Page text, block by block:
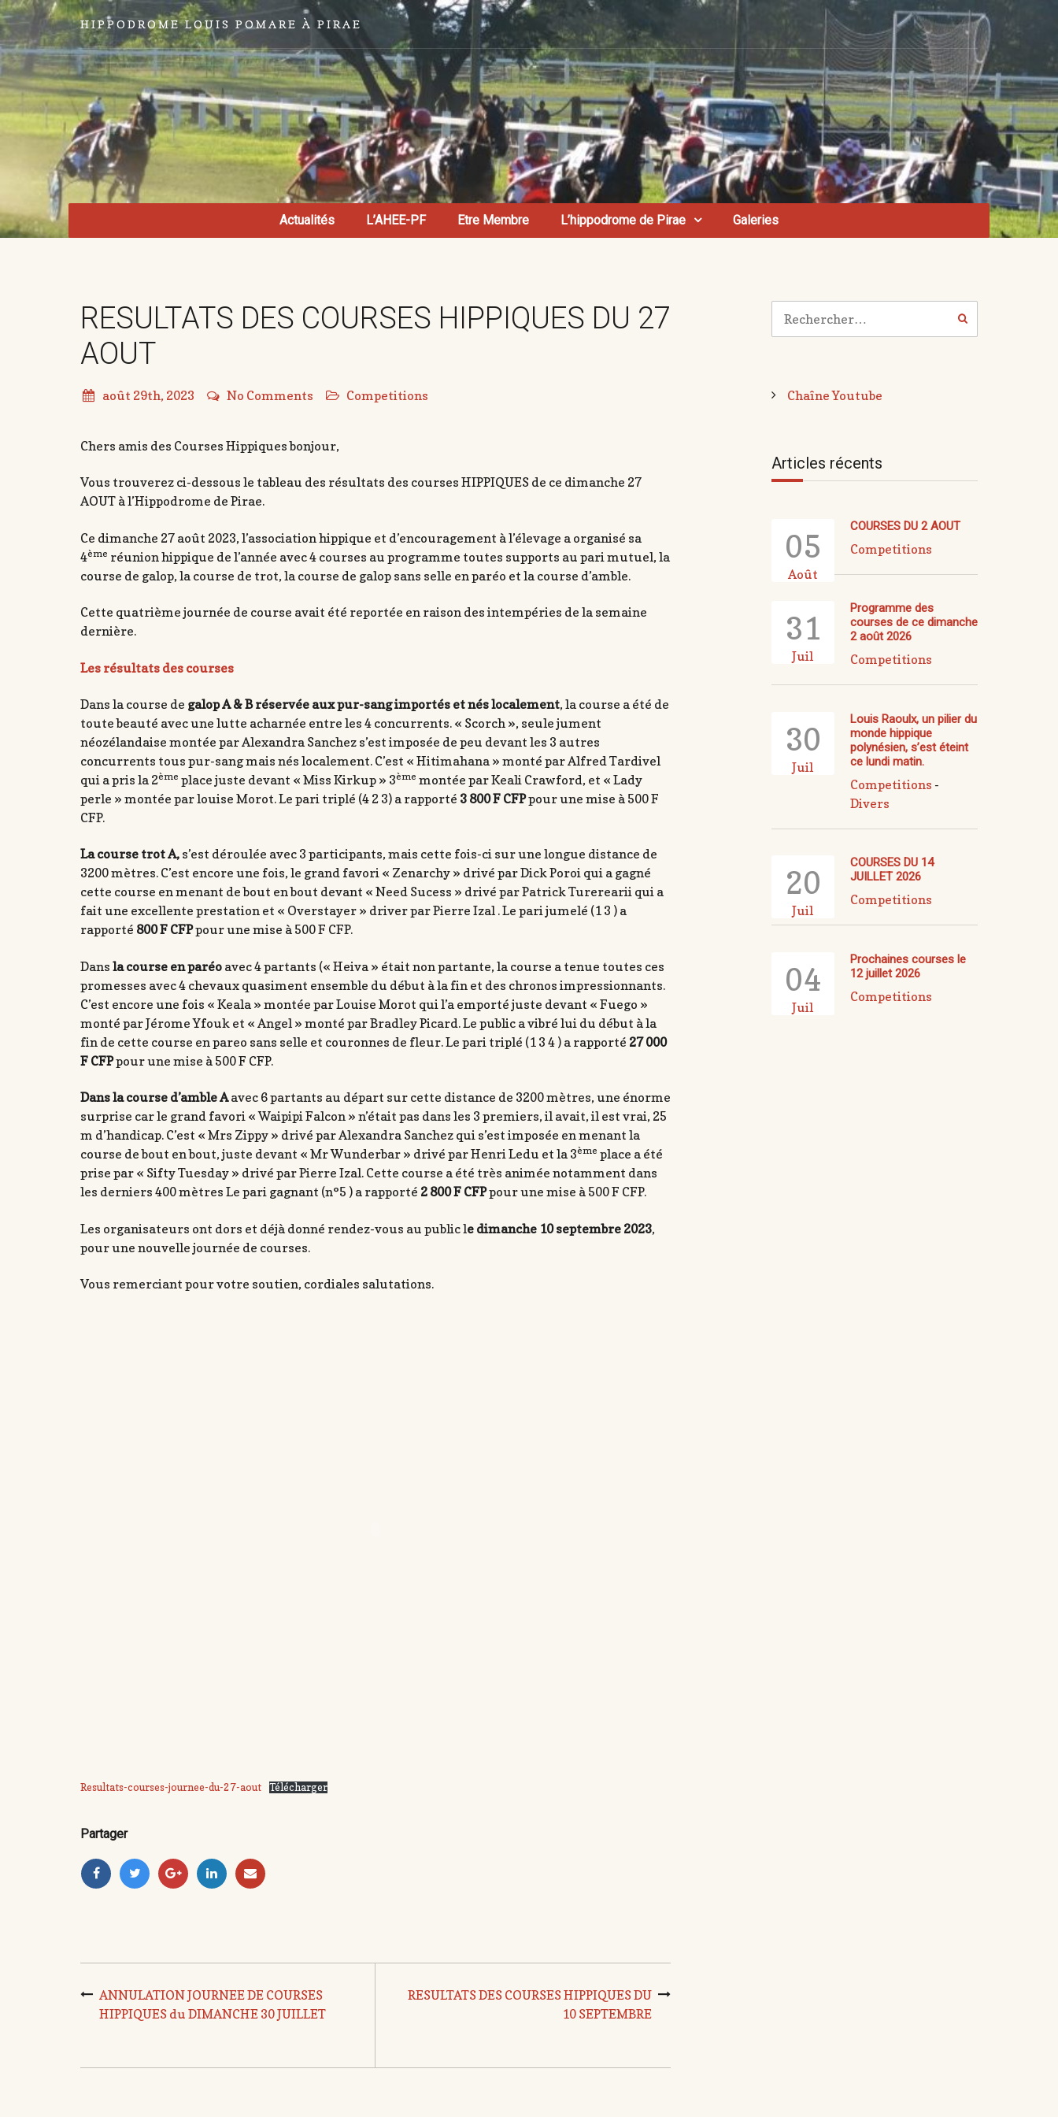
HIPPODROME LOUIS POMARE À PIRAE
Actualités L’AHEE-PF Etre Membre L’hippodrome de Pirae Galeries
RESULTATS DES COURSES HIPPIQUES DU 27
AOUT
août 29th, 2023 No Comments Competitions
Chers amis des Courses Hippiques bonjour,
Vous trouverez ci-dessous le tableau des résultats des courses HIPPIQUES de ce dimanche 27
AOUT à l’Hippodrome de Pirae.
Ce dimanche 27 août 2023, l’association hippique et d’encouragement à l’élevage a organisé sa
4ème réunion hippique de l’année avec 4 courses au programme toutes supports au pari mutuel, la
course de galop, la course de trot, la course de galop sans selle en paréo et la course d’amble.
Cette quatrième journée de course avait été reportée en raison des intempéries de la semaine
dernière.
Les résultats des courses
Dans la course de galop A & B réservée aux pur-sang importés et nés localement, la course a été de
toute beauté avec une lutte acharnée entre les 4 concurrents. « Scorch », seule jument
néozélandaise montée par Alexandra Sanchez s’est imposée de peu devant les 3 autres
concurrents tous pur-sang mais nés localement. C’est « Hitimahana » monté par Alfred Tardivel
qui a pris la 2ème place juste devant « Miss Kirkup » 3ème montée par Keali Crawford, et « Lady
perle » montée par louise Morot. Le pari triplé (4 2 3) a rapporté 3 800 F CFPpour une mise à 500 F
CFP.
La course trot A, s’est déroulée avec 3 participants, mais cette fois-ci sur une longue distance de
3200 mètres. C’est encore une fois, le grand favori « Zenarchy » drivé par Dick Poroi qui a gagné
cette course en menant de bout en bout devant « Need Sucess » drivé par Patrick Turerearii qui a
fait une excellente prestation et « Overstayer » driver par Pierre Izal . Le pari jumelé (1 3 ) a
rapporté 800 F CFPpour une mise à 500 F CFP.
Dans la course en paréo avec 4 partants (« Heiva » était non partante, la course a tenue toutes ces
promesses avec 4 chevaux quasiment ensemble du début à la fin et des chronos impressionnants.
C’est encore une fois « Keala » montée par Louise Morot qui l’a emporté juste devant « Fuego »
monté par Jérome Yfouk et « Angel » monté par Bradley Picard. Le public a vibré lui du début à la
fin de cette course en pareo sans selle et couronnes de fleur. Le pari triplé (1 3 4 ) a rapporté 27 000
F CFPpour une mise à 500 F CFP.
Dans la course d’amble Aavec 6 partants au départ sur cette distance de 3200 mètres, une énorme
surprise car le grand favori « Waipipi Falcon » n’était pas dans les 3 premiers, il avait, il est vrai, 25
m d’handicap. C’est « Mrs Zippy » drivé par Alexandra Sanchez qui s’est imposée en menant la
course de bout en bout, juste devant « Mr Wunderbar » drivé par Henri Ledu et la 3ème place a été
prise par « Sifty Tuesday » drivé par Pierre Izal. Cette course a été très animée notamment dans
les derniers 400 mètres Le pari gagnant (n°5 ) a rapporté 2 800 F CFPpour une mise à 500 F CFP.
Les organisateurs ont dors et déjà donné rendez-vous au public le dimanche 10 septembre 2023,
pour une nouvelle journée de courses.
Vous remerciant pour votre soutien, cordiales salutations.
Resultats-courses-journee-du-27-aout Télécharger
Partager
ANNULATION JOURNEE DE COURSES
HIPPIQUES du DIMANCHE 30 JUILLET
RESULTATS DES COURSES HIPPIQUES DU
10 SEPTEMBRE
Chaîne Youtube
Articles récents
05
Août
COURSES DU 2 AOUT
Competitions
31
Juil
Programme des
courses de ce dimanche
2 août 2026
Competitions
30
Juil
Louis Raoulx, un pilier du
monde hippique
polynésien, s’est éteint
ce lundi matin.
Competitions -
Divers
20
Juil
COURSES DU 14
JUILLET 2026
Competitions
04
Juil
Prochaines courses le
12 juillet 2026
Competitions